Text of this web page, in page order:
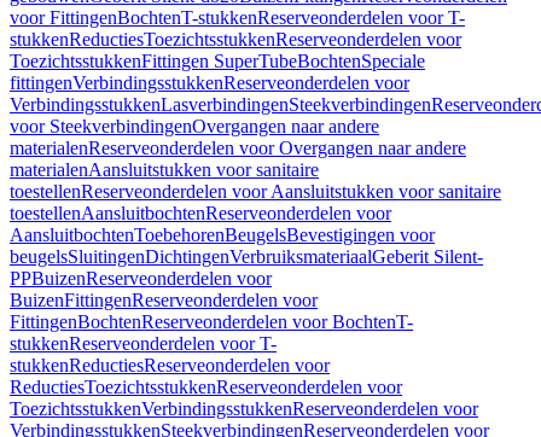
voor FittingenBochtenT-stukkenReserveonderdelen voor T-
stukkenReductiesToezichtsstukkenReserveonderdelen voor
ToezichtsstukkenFittingen SuperTubeBochtenSpeciale
fittingenVerbindingsstukkenReserveonderdelen voor
VerbindingsstukkenLasverbindingenSteekverbindingen
voor SteekverbindingenOvergangen naar andere
materialenReserveonderdelen voor Overgangen naar andere
materialenAansluitstukken voor sanitaire
toestellenReserveonderdelen voor Aansluitstukken voor sanitaire
toestellenAansluitbochtenReserveonderdelen voor
AansluitbochtenToebehorenBeugelsBevestigingen voor
beugelsSluitingenDichtingenVerbruiksmateriaalGeberit Silent-
PPBuizenReserveonderdelen voor
BuizenFittingenReserveonderdelen voor
FittingenBochtenReserveonderdelen voor BochtenT-
stukkenReserveonderdelen voor T-
stukkenReductiesReserveonderdelen voor
ReductiesToezichtsstukkenReserveonderdelen voor
ToezichtsstukkenVerbindingsstukkenReserveonderdelen voor
VerbindingsstukkenSteekverbindingenReserveonderdelen voor